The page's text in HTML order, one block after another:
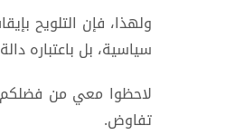
ولهذا، فإن التلويح
سياسية، بل باعتباره
لاحظوا معي من فضلكم
تفاوض.